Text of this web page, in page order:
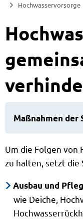
Hochwasservorsorge
Maßnahmen der
Um die Folgen von
zu halten, setzt die
Ausbau und
wie Deiche,